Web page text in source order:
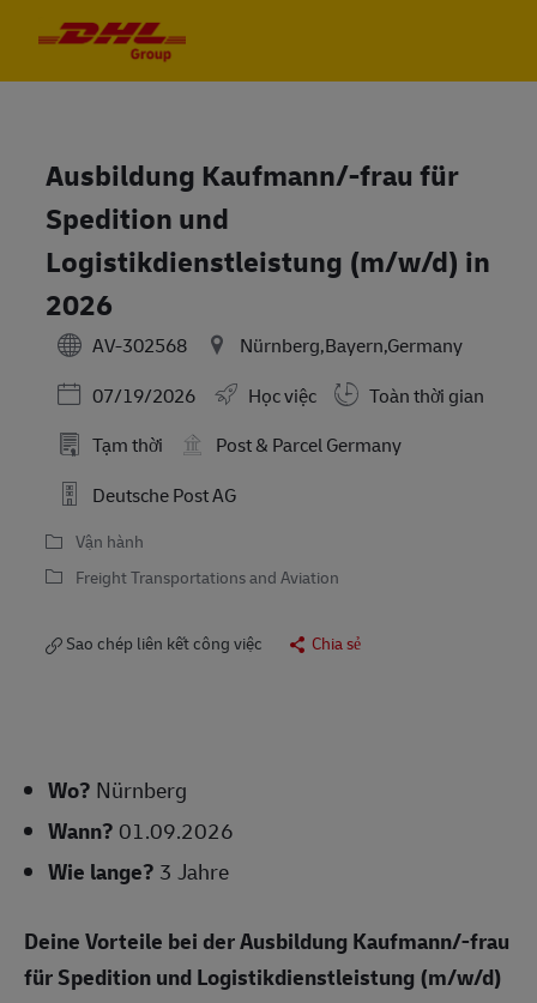
Ausbildung Kaufmann/-frau für
Spedition und
Logistikdienstleistung (m/w/d) in
2026
AV-302568
Nürnberg,Bayern,Germany
Posted Date
07/19/2026 Học việc
Toàn thời gian
Tạm thời
Post & Parcel Germany
Deutsche Post AG
Vận hành
Freight Transportations and Aviation
Sao chép liên kết công việc Chia sẻ
Wo? Nürnberg
Wann? 01.09.2026
Wie lange? 3 Jahre
Deine Vorteile bei der Ausbildung Kaufmann/-frau
für Spedition und Logistikdienstleistung (m/w/d)